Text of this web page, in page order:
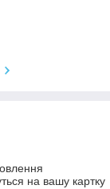
на вашу картку